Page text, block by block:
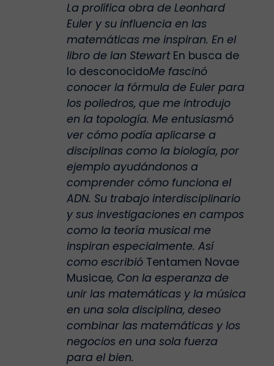
La prolífica obra de Leonhard
Euler y su influencia en las
matemáticas me inspiran. En el
libro de Ian Stewart En busca de
lo desconocidoMe fascinó
conocer la fórmula de Euler para
los poliedros, que me introdujo
en la topología. Me entusiasmó
ver cómo podía aplicarse a
disciplinas como la biología, por
ejemplo ayudándonos a
comprender cómo funciona el
ADN. Su trabajo interdisciplinario
y sus investigaciones en campos
como la teoría musical me
inspiran especialmente. Así
como escribió Tentamen Novae
Musicae, Con la esperanza de
unir las matemáticas y la música
en una sola disciplina, deseo
combinar las matemáticas y los
negocios en una sola fuerza
para el bien.